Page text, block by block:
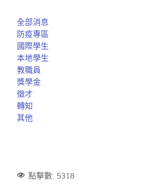
全部消息
防疫專區
國際學生
本地學生
教職員
獎學金
徵才
轉知
其他
點擊數: 5318